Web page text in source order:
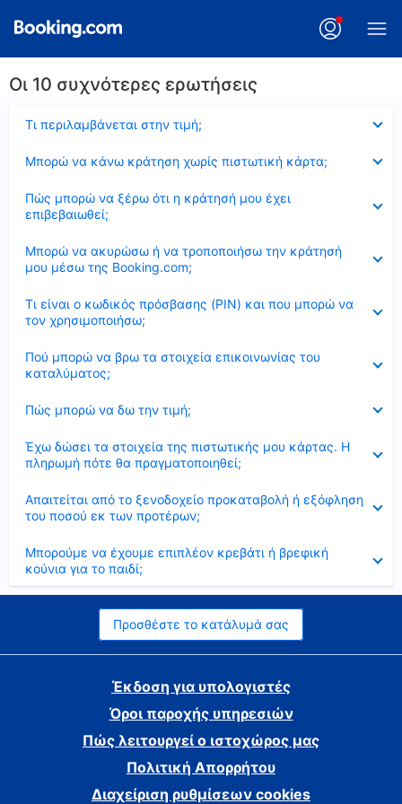
Οι 10 συχνότερες ερωτήσεις
Τι περιλαμβάνεται στην τιμή;
Μπορώ να κάνω κράτηση χωρίς πιστωτική κάρτα;
Πώς μπορώ να ξέρω ότι η κράτησή μου έχει
επιβεβαιωθεί;
Μπορώ να ακυρώσω ή να τροποποιήσω την κράτησή
μου μέσω της Booking.com;
Τι είναι ο κωδικός πρόσβασης (PIN) και που μπορώ να
τον χρησιμοποιήσω;
Πού μπορώ να βρω τα στοιχεία επικοινωνίας του
καταλύματος;
Πώς μπορώ να δω την τιμή;
Έχω δώσει τα στοιχεία της πιστωτικής μου κάρτας. Η
πληρωμή πότε θα πραγματοποιηθεί;
Απαιτείται από το ξενοδοχείο προκαταβολή ή εξόφληση
του ποσού εκ των προτέρων;
Μπορούμε να έχουμε επιπλέον κρεβάτι ή βρεφική
κούνια για το παιδί;
Προσθέστε το κατάλυμά σας
Έκδοση για υπολογιστές
Όροι παροχής υπηρεσιών
Πώς λειτουργεί ο ιστοχώρος μας
Πολιτική Απορρήτου
Διαχείριση ρυθμίσεων cookies